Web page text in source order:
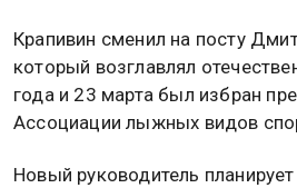
Крапивин сменил на посту
который возглавлял
года и 23 марта был избран
Ассоциации лыжных видов
Новый руководитель